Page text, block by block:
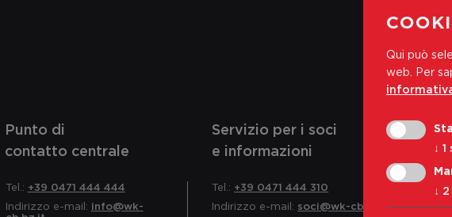
Punto di
contatto centrale
Tel.: +39 0471 444 444
Indirizzo e-mail: info@wk-
Servizio per i soci
e informazioni
Tel.: +39 0471 444 310
Indirizzo e-mail: soci@wk-cb.bz.it
Qui può
web. Per
↓ 1
↓ 2